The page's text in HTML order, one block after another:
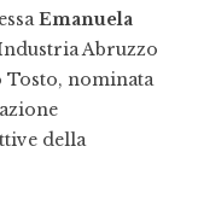
Emanuela
Abruzzo
Tosto, nominata
della